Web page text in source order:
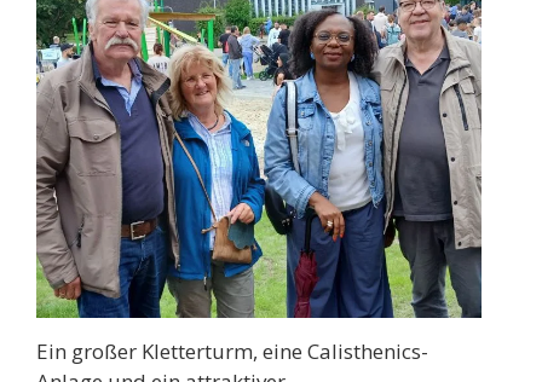
Ein großer Kletterturm, eine Calisthenics-